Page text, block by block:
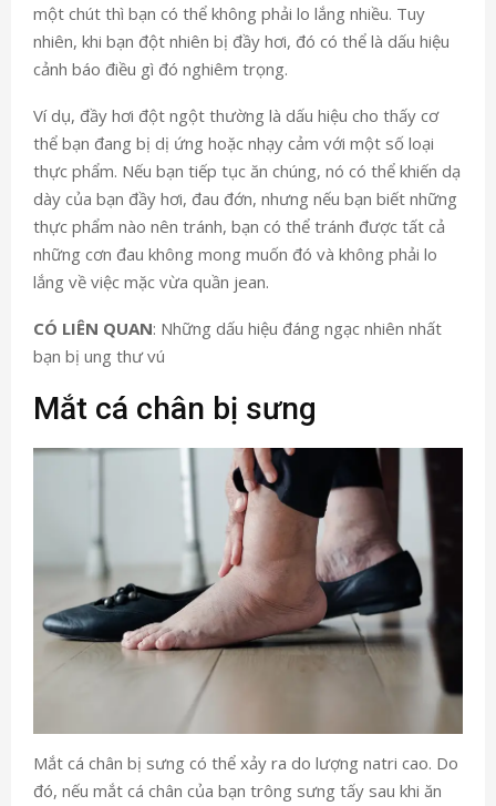
một chút thì bạn có thể không phải lo lắng nhiều. Tuy
nhiên, khi bạn đột nhiên bị đầy hơi, đó có thể là dấu hiệu
cảnh báo điều gì đó nghiêm trọng.
Ví dụ, đầy hơi đột ngột thường là dấu hiệu cho thấy cơ
thể bạn đang bị dị ứng hoặc nhạy cảm với một số loại
thực phẩm. Nếu bạn tiếp tục ăn chúng, nó có thể khiến dạ
dày của bạn đầy hơi, đau đớn, nhưng nếu bạn biết những
thực phẩm nào nên tránh, bạn có thể tránh được tất cả
những cơn đau không mong muốn đó và không phải lo
lắng về việc mặc vừa quần jean.
CÓ LIÊN QUAN: Những dấu hiệu đáng ngạc nhiên nhất
bạn bị ung thư vú
Mắt cá chân bị sưng
Mắt cá chân bị sưng có thể xảy ra do lượng natri cao. Do
đó, nếu mắt cá chân của bạn trông sưng tấy sau khi ăn